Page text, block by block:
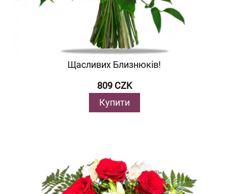
Щасливих Близнюків!
809 CZK
Купити